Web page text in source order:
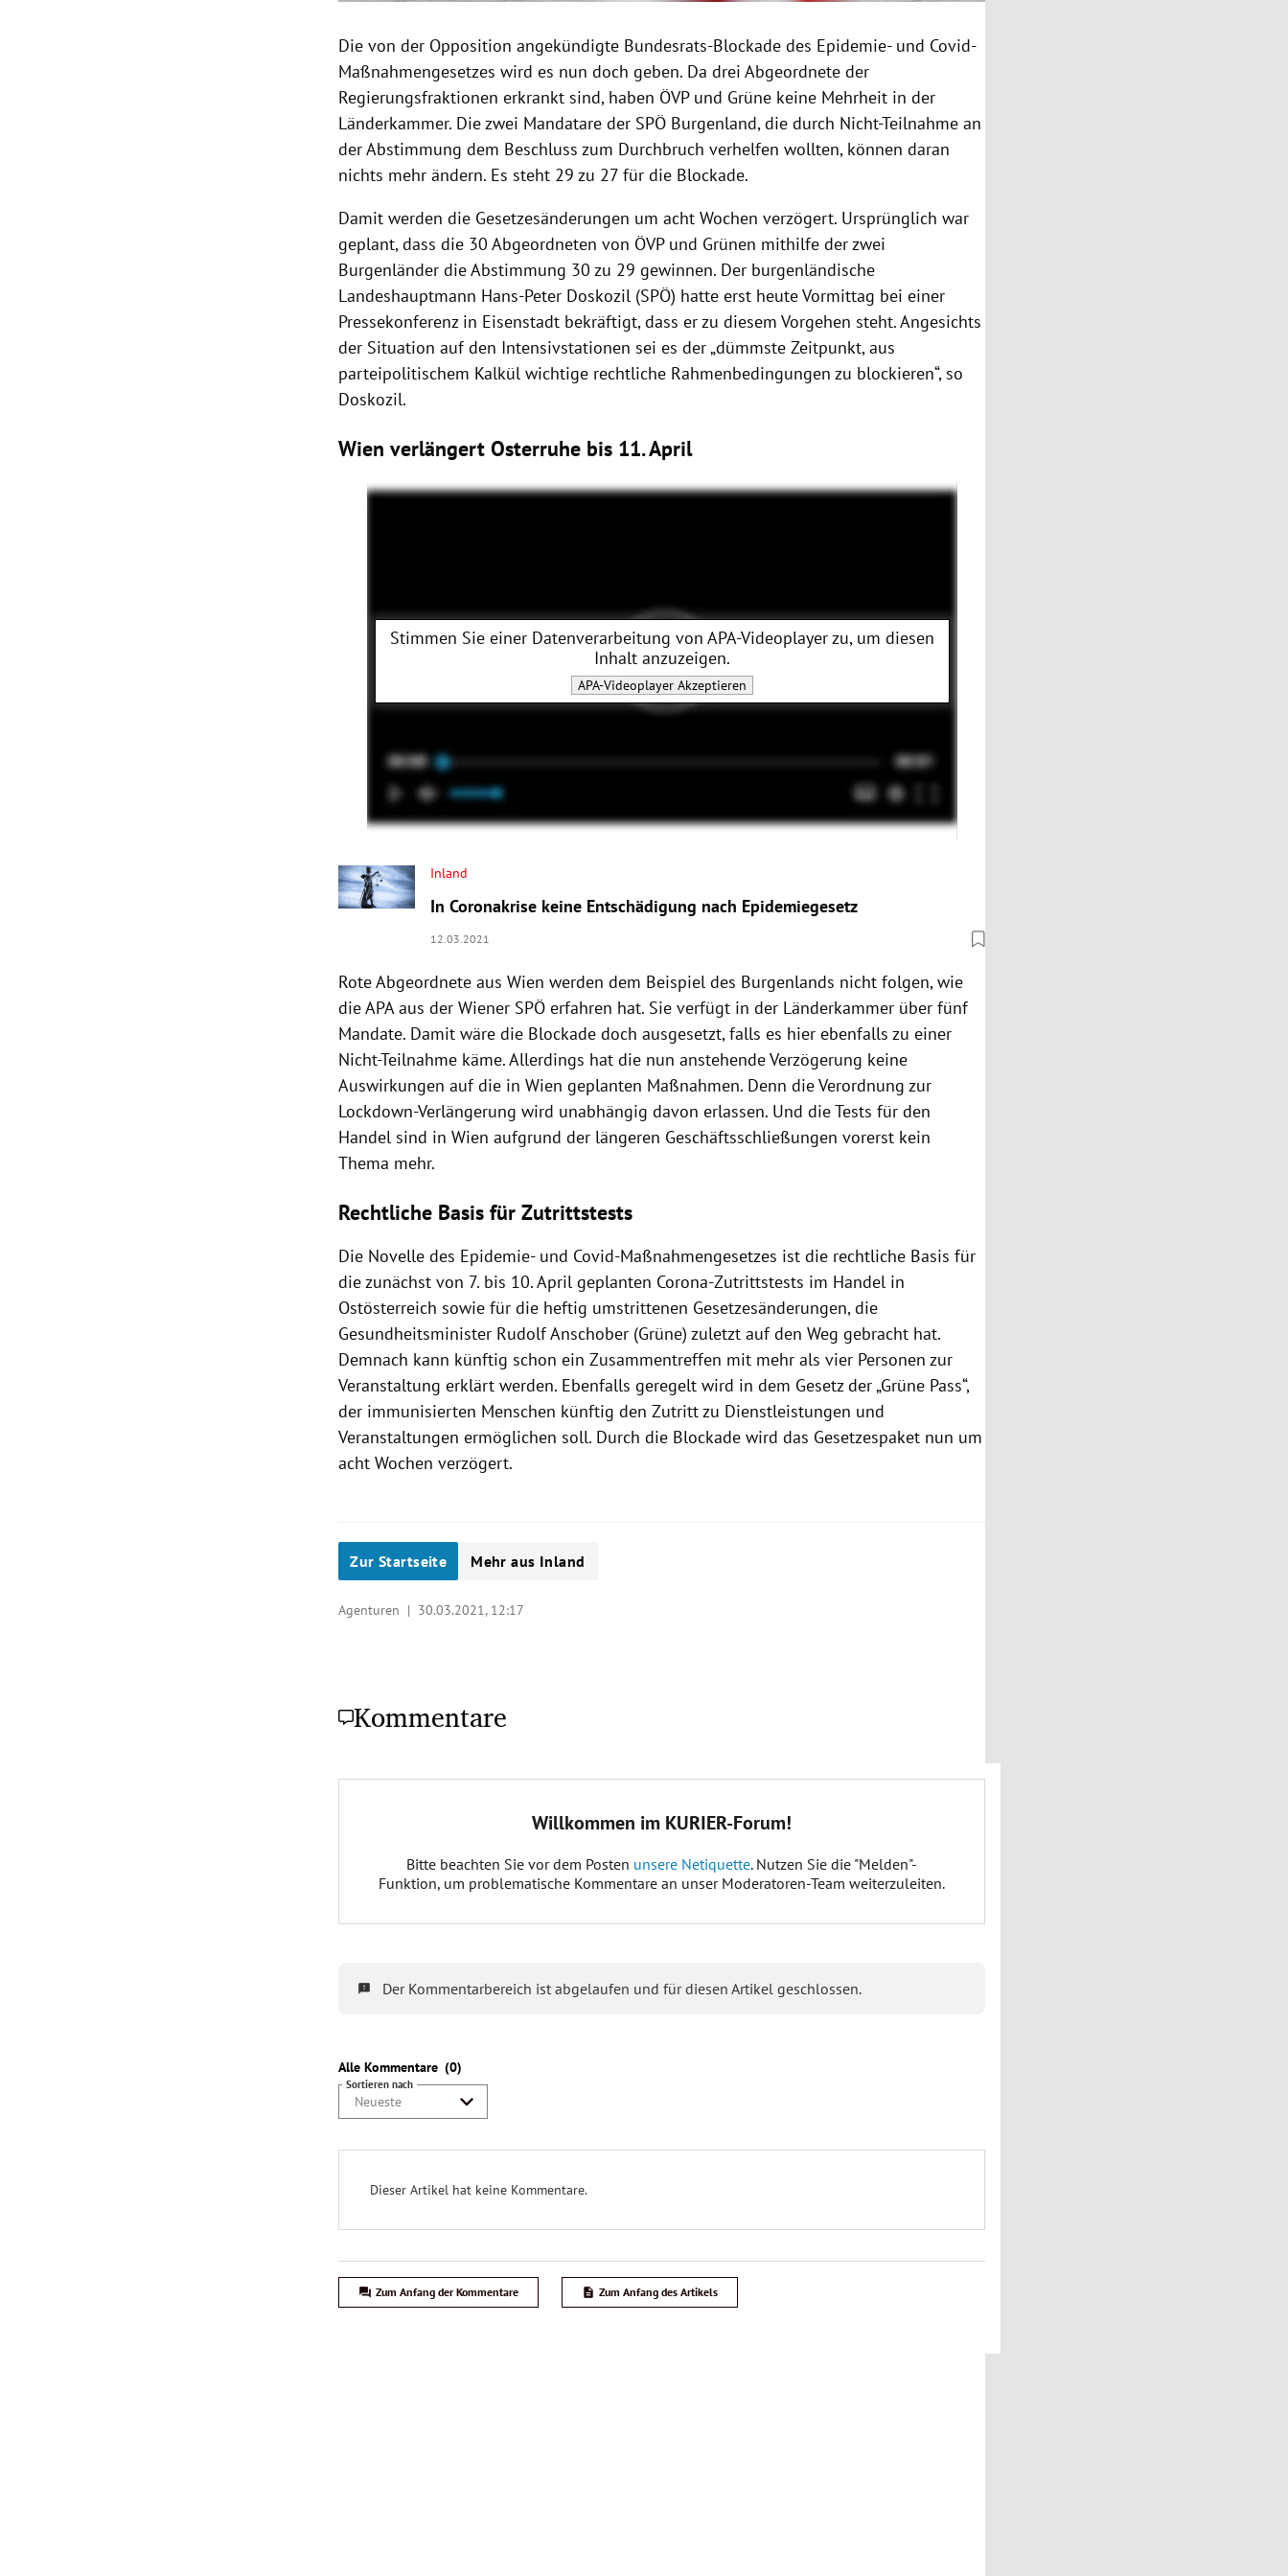
Die von der Opposition angekündigte Bundesrats-Blockade des Epidemie- und Covid-
Maßnahmengesetzes wird es nun doch geben. Da drei Abgeordnete der
Regierungsfraktionen erkrankt sind, haben ÖVP und Grüne keine Mehrheit in der
Länderkammer. Die zwei Mandatare der SPÖ Burgenland, die durch Nicht-Teilnahme an
der Abstimmung dem Beschluss zum Durchbruch verhelfen wollten, können daran
nichts mehr ändern. Es steht 29 zu 27 für die Blockade.
Damit werden die Gesetzesänderungen um acht Wochen verzögert. Ursprünglich war
geplant, dass die 30 Abgeordneten von ÖVP und Grünen mithilfe der zwei
Burgenländer die Abstimmung 30 zu 29 gewinnen. Der burgenländische
Landeshauptmann Hans-Peter Doskozil (SPÖ) hatte erst heute Vormittag bei einer
Pressekonferenz in Eisenstadt bekräftigt, dass er zu diesem Vorgehen steht. Angesichts
der Situation auf den Intensivstationen sei es der „dümmste Zeitpunkt, aus
parteipolitischem Kalkül wichtige rechtliche Rahmenbedingungen zu blockieren“, so
Doskozil.
Wien verlängert Osterruhe bis 11. April
Stimmen Sie einer Datenverarbeitung von APA-Videoplayerzu, um diesen
Inhalt anzuzeigen.
APA-VideoplayerAkzeptieren
Inland
In Coronakrise keine Entschädigung nach Epidemiegesetz
12.03.2021
Rote Abgeordnete aus Wien werden dem Beispiel des Burgenlands nicht folgen, wie
die APA aus der Wiener SPÖ erfahren hat. Sie verfügt in der Länderkammer über fünf
Mandate. Damit wäre die Blockade doch ausgesetzt, falls es hier ebenfalls zu einer
Nicht-Teilnahme käme. Allerdings hat die nun anstehende Verzögerung keine
Auswirkungen auf die in Wien geplanten Maßnahmen. Denn die Verordnung zur
Lockdown-Verlängerung wird unabhängig davon erlassen. Und die Tests für den
Handel sind in Wien aufgrund der längeren Geschäftsschließungen vorerst kein
Thema mehr.
Rechtliche Basis für Zutrittstests
Die Novelle des Epidemie- und Covid-Maßnahmengesetzes ist die rechtliche Basis für
die zunächst von 7. bis 10. April geplanten Corona-Zutrittstests im Handel in
Ostösterreich sowie für die heftig umstrittenen Gesetzesänderungen, die
Gesundheitsminister Rudolf Anschober (Grüne) zuletzt auf den Weg gebracht hat.
Demnach kann künftig schon ein Zusammentreffen mit mehr als vier Personen zur
Veranstaltung erklärt werden. Ebenfalls geregelt wird in dem Gesetz der „Grüne Pass“,
der immunisierten Menschen künftig den Zutritt zu Dienstleistungen und
Veranstaltungen ermöglichen soll. Durch die Blockade wird das Gesetzespaket nun um
acht Wochen verzögert.
Zur Startseite Mehr aus Inland
Agenturen | 30.03.2021, 12:17
Kommentare